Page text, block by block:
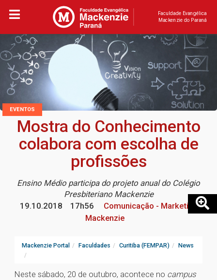
Faculdade Evangélica
Mackenzie do Paraná
EVENTOS
Mostra do Conhecimento
colabora com escolha de
profissões
Ensino Médio participa do projeto anual do Colégio
Presbiteriano Mackenzie
19.10.2018
17h56
Comunicação - Marketing
Mackenzie
Mackenzie Portal Faculdades Curitiba (FEMPAR) News
Neste sábado, 20 de outubro, acontece no campus